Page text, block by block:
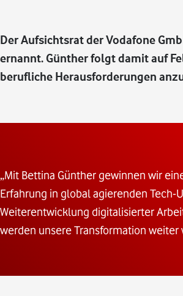
Der Aufsichtsrat der Vodafone
ernannt. Günther folgt damit auf
berufliche Herausforderungen
„Mit Bettina Günther gewinnen wir
Erfahrung in global agierenden Tech-
Weiterentwicklung digitalisierter
werden unsere Transformation weiter